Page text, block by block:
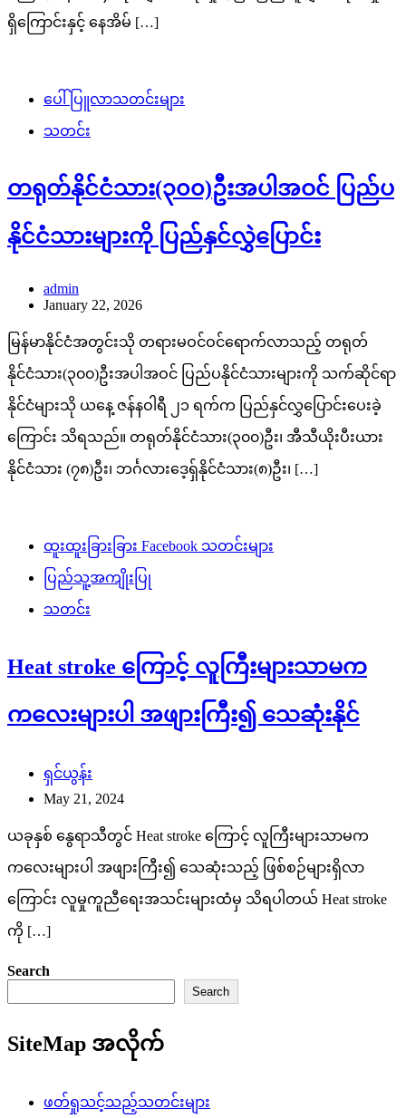
ရှိကြောင်းနှင့် နေအိမ် […]
ပေါ်ပြူလာသတင်းများ
သတင်း
တရုတ်နိုင်ငံသား(၃၀၀)ဦးအပါအဝင် ပြည်ပ
နိုင်ငံသားများကို ပြည်နှင်လွှဲပြောင်း
admin
January 22, 2026
မြန်မာနိုင်ငံအတွင်းသို တရားမဝင်ဝင်ရောက်လာသည့် တရုတ်
နိုင်ငံသား(၃၀၀)ဦးအပါအဝင် ပြည်ပနိုင်ငံသားများကို သက်ဆိုင်ရာ
နိုင်ငံများသို ယနေ့ ဇန်နဝါရီ ၂၁ ရက်က ပြည်နှင်လွှပြောင်းပေးခဲ့
ကြောင်း သိရသည်။ တရုတ်နိုင်ငံသား(၃၀၀)ဦး၊ အီသီယိုးပီးယား
နိုင်ငံသား (၇၈)ဦး၊ ဘင်္ဂလားဒေ့ရှ်နိုင်ငံသား(၈)ဦး၊ […]
ထူးထူးခြားခြား Facebook သတင်းများ
ပြည်သူ့အကျိုးပြု
သတင်း
Heat stroke ကြောင့် လူကြီးများသာမက
ကလေးများပါ အဖျားကြီး၍ သေဆုံးနိုင်
ရှင်ယွန်း
May 21, 2024
ယခုနှစ် နွေရာသီတွင် Heat stroke ကြောင့် လူကြီးများသာမက
ကလေးများပါ အဖျားကြီး၍ သေဆုံးသည့် ဖြစ်စဉ်များရှိလာ
ကြောင်း လူမှုကူညီရေးအသင်းများထံမှ သိရပါတယ် Heat stroke
ကို […]
Search
Search
SiteMap အလိုက်
ဖတ်ရှုသင့်သည့်သတင်းများ